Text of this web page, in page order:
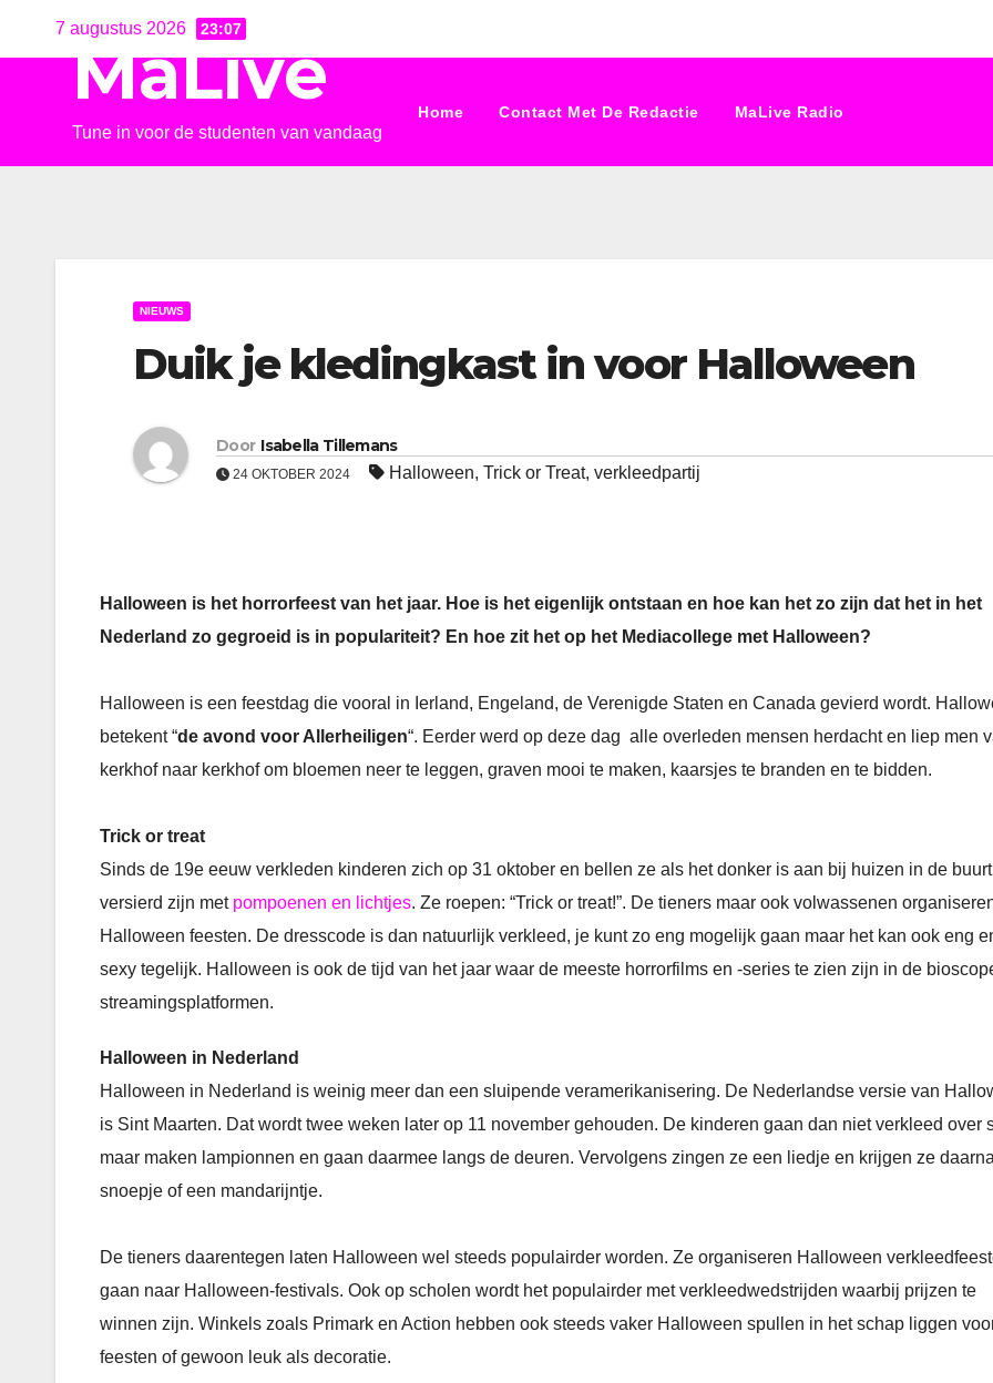
7 augustus 2026 23:07
MaLive
Tune in voor de studenten van vandaag
Home Contact Met De Redactie MaLive Radio
NIEUWS
Duik je kledingkast in voor Halloween
Door Isabella Tillemans
24 OKTOBER 2024 Halloween, Trick or Treat, verkleedpartij
Halloween is het horrorfeest van het jaar. Hoe is het eigenlijk ontstaan en hoe kan het zo zijn dat het in het
Nederland zo gegroeid is in populariteit? En hoe zit het op het Mediacollege met Halloween?
Halloween is een feestdag die vooral in Ierland, Engeland, de Verenigde Staten en Canada gevierd wordt.
betekent “de avond voor Allerheiligen“. Eerder werd op deze dag alle overleden mensen herdacht en liep men
kerkhof naar kerkhof om bloemen neer te leggen, graven mooi te maken, kaarsjes te branden en te bidden.
Trick or treat
Sinds de 19e eeuw verkleden kinderen zich op 31 oktober en bellen ze als het donker is aan bij huizen in de
versierd zijn met pompoenen en lichtjes. Ze roepen: “Trick or treat!”. De tieners maar ook volwassenen
Halloween feesten. De dresscode is dan natuurlijk verkleed, je kunt zo eng mogelijk gaan maar het kan ook eng
sexy tegelijk. Halloween is ook de tijd van het jaar waar de meeste horrorfilms en -series te zien zijn in de
streamingsplatformen.
Halloween in Nederland
Halloween in Nederland is weinig meer dan een sluipende veramerikanisering. De Nederlandse versie van
is Sint Maarten. Dat wordt twee weken later op 11 november gehouden. De kinderen gaan dan niet verkleed over
maar maken lampionnen en gaan daarmee langs de deuren. Vervolgens zingen ze een liedje en krijgen ze
snoepje of een mandarijntje.
De tieners daarentegen laten Halloween wel steeds populairder worden. Ze organiseren Halloween
gaan naar Halloween-festivals. Ook op scholen wordt het populairder met verkleedwedstrijden waarbij prijzen te
winnen zijn. Winkels zoals Primark en Action hebben ook steeds vaker Halloween spullen in het schap liggen
feesten of gewoon leuk als decoratie.